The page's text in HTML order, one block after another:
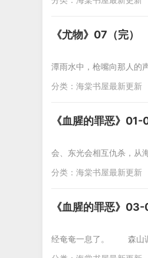
《尤物》07（完）
第07章：龙凤
潭雨水中，枪嘴向那人
分类： 海棠书屋最新更新
《血腥的罪恶》01-
《血腥
会、东光会相互仇杀，
分类： 海棠书屋最新更新
《血腥的罪恶》
第03章：人间
经奄奄一息了。 森山调